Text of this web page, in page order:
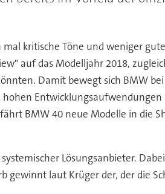
kritische Töne und weniger
auf das Modelljahr 2018,
Damit bewegt sich BMW
BMW 40 neue Modelle in die
Lösungsanbieter.
laut Krüger der, der die